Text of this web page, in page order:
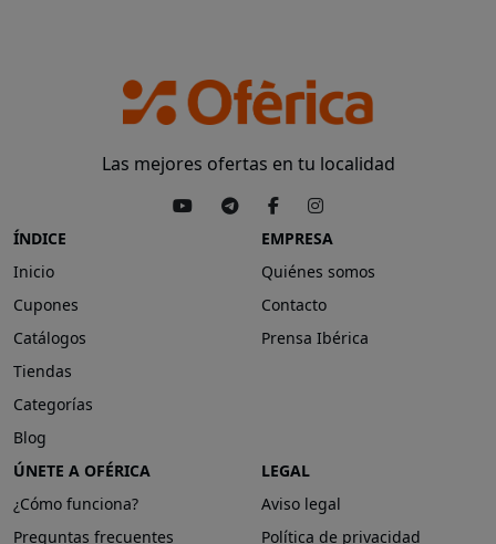
Las mejores ofertas en tu localidad
ÍNDICE
Inicio
Cupones
Catálogos
Tiendas
Categorías
Blog
EMPRESA
Quiénes somos
Contacto
Prensa Ibérica
ÚNETE A OFÉRICA
¿Cómo funciona?
Preguntas frecuentes
LEGAL
Aviso legal
Política de privacidad